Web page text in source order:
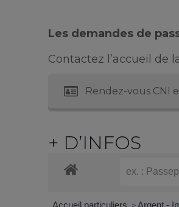
Les demandes de
Contactez l’accueil de
Rendez-vous CNI
+ D’INFOS